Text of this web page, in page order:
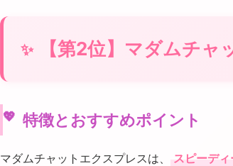
【第2位】マダムチャ
特徴とおすすめポイント
マダムチャットエクスプレスは、 スピーデ